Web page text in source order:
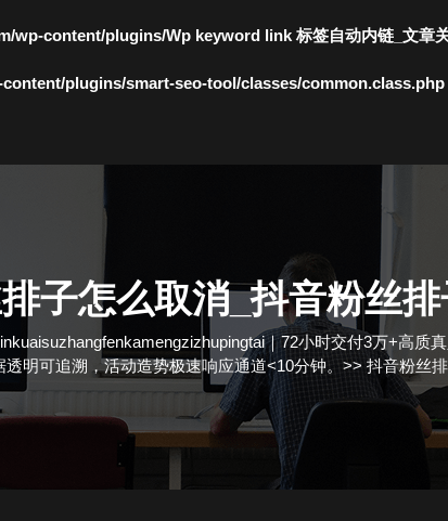
wp-content/plugins/Wp keyword link 标签自动内链_文章
plugins/smart-seo-tool/classes/common.class.php
子怎么取消_抖音粉丝
｜72小时交付3万+高质
明可追溯，活动造势极速响应通道<10分钟。>> 抖音粉丝